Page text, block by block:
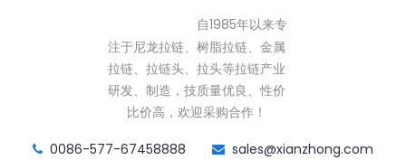
自1985年以来专
注于尼龙拉链、树脂拉链、金属
拉链、拉链头、拉头等拉链产业
研发、制造，技质量优良、性价
比价高，欢迎采购合作！
0086-577-67458888 sales@xianzhong.com